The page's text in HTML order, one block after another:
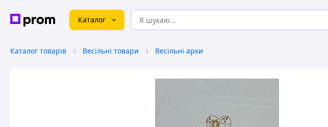
Каталог
Каталог товарів Весільні товари Весільні арки